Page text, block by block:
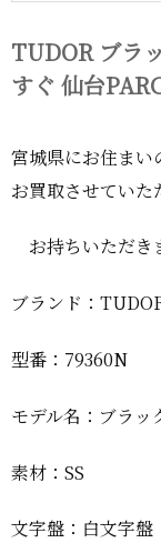
TUDOR ブラ
すぐ 仙台
宮城県にお住まい
お買取させていた
お持ちいただき
ブランド：
型番：79360N
モデル名：ブラッ
素材：SS
文字盤：白文字盤